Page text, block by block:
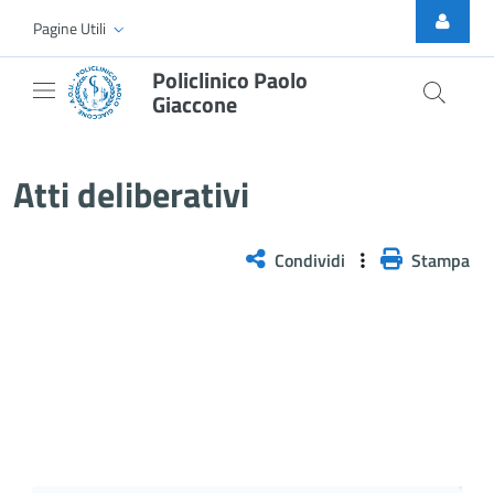
Skip to Main Content
Pagine Utili
Policlinico Paolo
Giaccone
Atti deliberativi
Condividi Stampa